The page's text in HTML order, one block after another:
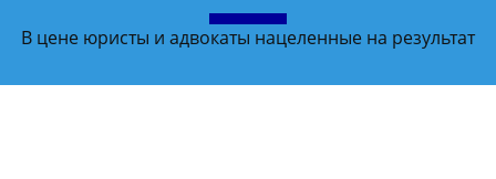
В цене юристы и адвокаты нацеленные на результат